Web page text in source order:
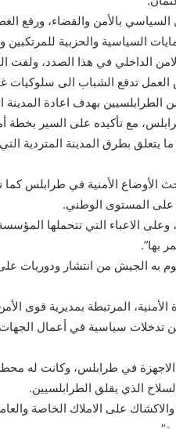
بالأمن والقضاء، ورفع
السياسية والحزبية للمرتكبين
الداخلي في هذا الصدد، ولفت
تدفع الشباب الى سلوكيات
بهدف اعادة المدينة
مع تأكيده على السير بخطة
يتعلق بطرق المدينة المتردية
الأوضاع الأمنية في طرابلس كما
على المستوى الوطني.
الاعباء التي تتحملها
بها”.
به الجيش من انتشار ودوريات
الأمنية، المرتبطة بمديرية قوى
سياسية في أعمال الجهات
في طرابلس، وكانت له
الذي يقلق الطرابلسيين.
على الاملاك الخاصة